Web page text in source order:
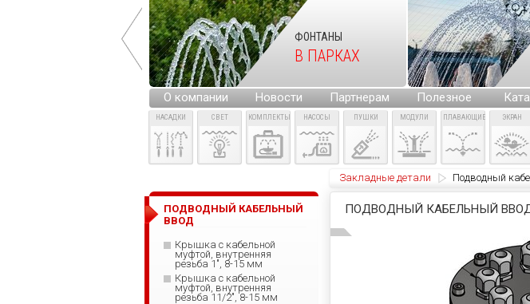
НА ГОРОДСКИХ
ФОНТАНЫ
В ПАРКАХ
О компании Новости Партнерам Полезное
НАСАДКИ СВЕТ КОМПЛЕКТЫ НАСОСЫ ПУШКИ МОДУЛИ ПЛАВАЮЩИЕ ЭКРАН
Закладные детали Подводный
ПОДВОДНЫЙ КАБЕЛЬНЫЙ ВВОД
ПОДВОДНЫЙ КАБЕЛЬНЫЙ
ВВОД
Крышка с кабельной
муфтой, внутренняя
резьба 1", 8-15 мм
Крышка с кабельной
муфтой, внутренняя
резьба 11/2", 8-15 мм